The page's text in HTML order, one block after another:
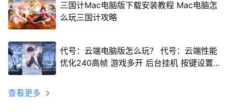
三国计Mac电脑版下载安装教程 Mac电脑怎
么玩三国计攻略
代号：云端电脑版怎么玩？ 代号：云端性能
优化240高帧 游戏多开 后台挂机 按键设置
查看更多